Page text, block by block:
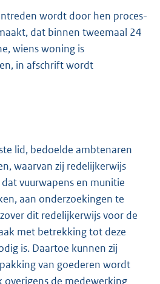
wordt door hen proces-
dat binnen tweemaal 24
wiens woning is
in afschrift wordt
lid, bedoelde ambtenaren
waarvan zij redelijkerwijs
vuurwapens en munitie
aan onderzoekingen te
dit redelijkerwijs voor de
met betrekking tot deze
is. Daartoe kunnen zij
van goederen wordt
overigens de medewerking